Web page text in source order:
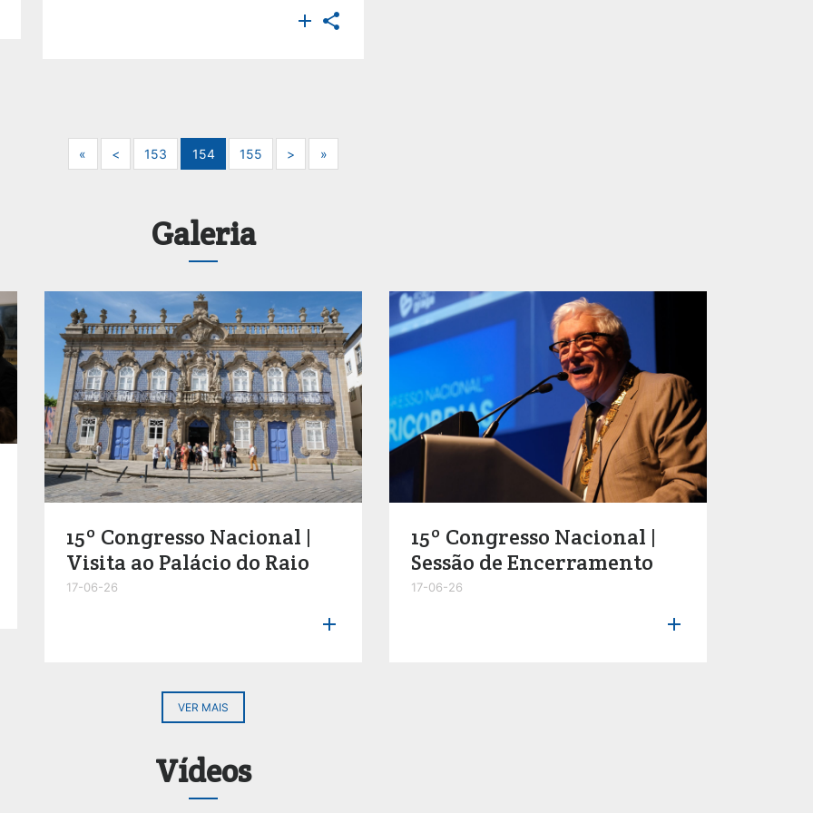
 
« Next<Previous
153 154 155 > Next»Next
Galeria
15º Congresso Nacional |
Visita ao Palácio do Raio
17-06-26

15º Congresso Nacional |
Sessão de Encerramento
17-06-26

VER MAIS
Vídeos